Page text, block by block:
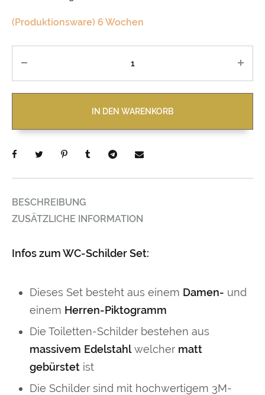
(Produktionsware) 6 Wochen
IN DEN WARENKORB
BESCHREIBUNG
ZUSÄTZLICHE INFORMATION
Infos zum WC-Schilder Set:
Dieses Set besteht aus einem Damen- und
einem Herren-Piktogramm
Die Toiletten-Schilder bestehen aus
massivem Edelstahlwelcher matt
gebürstet ist
Die Schilder sind mit hochwertigem 3M-